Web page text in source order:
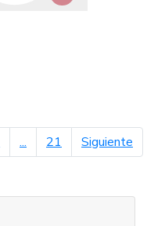
... 21 Siguiente